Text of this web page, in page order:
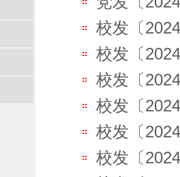
校发〔
校发〔
校发〔
校发〔
校发〔
校发〔